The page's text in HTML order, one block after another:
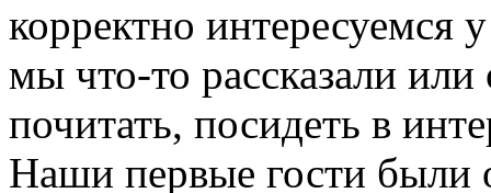
корректно интересуемся
мы что-то рассказали
почитать, посидеть в
Наши первые гости были